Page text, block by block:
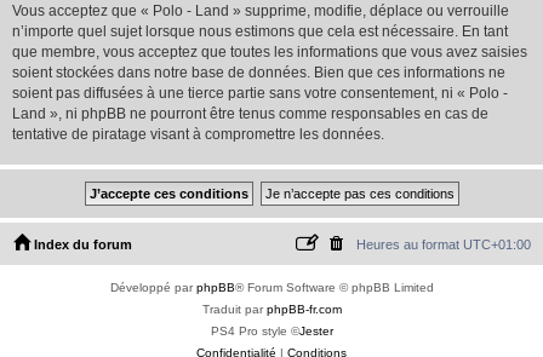
Vous acceptez que « Polo - Land » supprime, modifie, déplace ou verrouille
n’importe quel sujet lorsque nous estimons que cela est nécessaire. En tant
que membre, vous acceptez que toutes les informations que vous avez saisies
soient stockées dans notre base de données. Bien que ces informations ne
soient pas diffusées à une tierce partie sans votre consentement, ni « Polo -
Land », ni phpBB ne pourront être tenus comme responsables en cas de
tentative de piratage visant à compromettre les données.
Index du forum Heures au format UTC+01:00
Développé parphpBB® Forum Software © phpBB Limited
Traduit parphpBB-fr.com
PS4 Pro style ©Jester
Confidentialité | Conditions